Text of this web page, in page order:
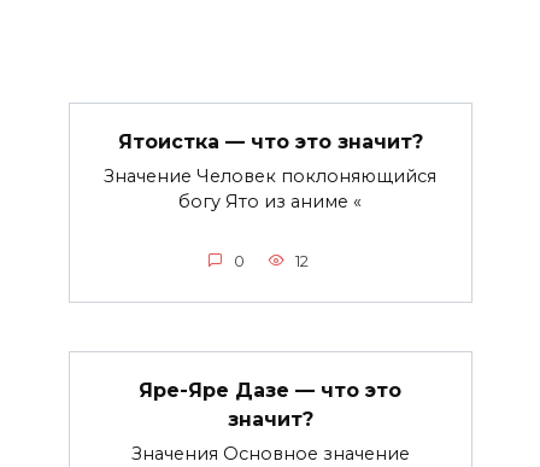
Ятоистка — что это значит?
Значение Человек поклоняющийся
богу Ято из аниме «
0 12
Яре-Яре Дазе — что это
значит?
Значения Основное значение